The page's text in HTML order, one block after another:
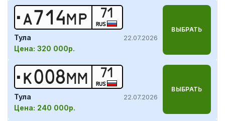
А71 4МР 71
RUS
Тула 22.07.2026
Цена: 320 000р.
ВЫБРАТЬ
К008ММ 71
RUS
Тула 22.07.2026
Цена: 240 000р.
ВЫБРАТЬ